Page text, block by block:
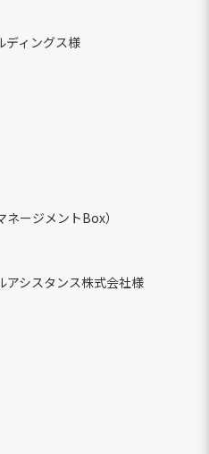
ディングス様
ージメントBox）
アシスタンス株式会社様